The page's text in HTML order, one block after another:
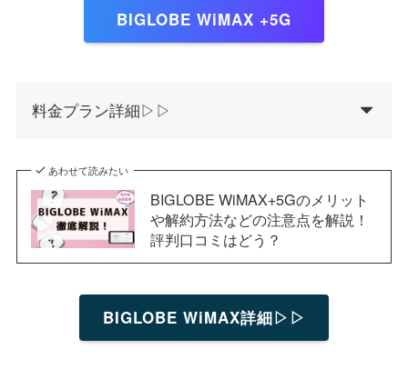
BIGLOBE WiMAX +5G
料金プラン詳細▷▷
あわせて読みたい
BIGLOBE WiMAX+5Gのメリット
や解約方法などの注意点を解説！
評判口コミはどう？
BIGLOBE WiMAX詳細▷▷